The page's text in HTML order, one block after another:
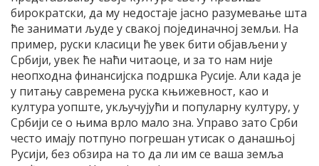
бирократски, да му недостаје јасно разумевање шта
ће занимати људе у свакој појединачној земљи. На
пример, руски класици ће увек бити објављени у
Србији, увек ће наћи читаоце, и за то нам није
неопходна финансијска подршка Русије. Али када је
у питању савремена руска књижевност, као и
култура уопште, укључујући и популарну културу, у
Србији се о њима врло мало зна. Управо зато Срби
често имају потпуно погрешан утисак о данашњој
Русији, без обзира на то да ли им се ваша земља